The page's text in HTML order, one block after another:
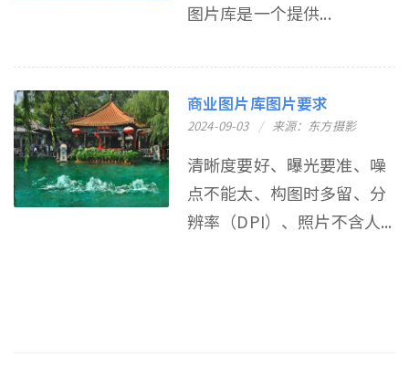
图片库是一个提供...
商业图片库图片要求
2024-09-03 来源：东方摄影
清晰度要好、曝光要准、噪
点不能太、构图时多留、分
辨率（DPI）、照片不含人...